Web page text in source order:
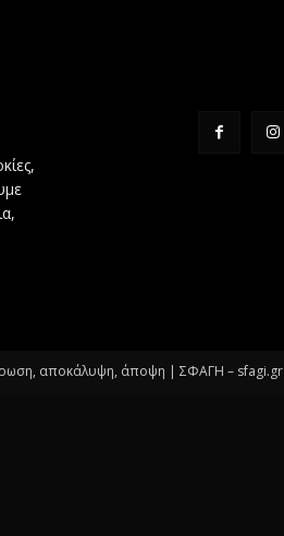
αποκάλυψη, άποψη | ΣΦΑΓΗ – sfagi.gr